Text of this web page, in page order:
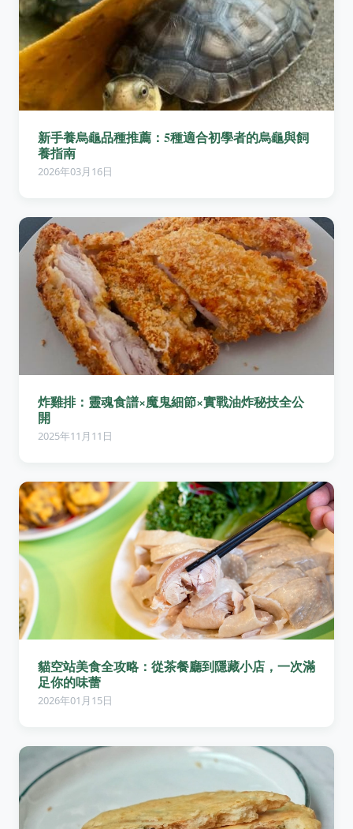
新手養烏龜品種推薦：5種適合初學者的烏龜與飼
養指南
2026年03月16日
炸雞排：靈魂食譜×魔鬼細節×實戰油炸秘技全公
開
2025年11月11日
貓空站美食全攻略：從茶餐廳到隱藏小店，一次滿
足你的味蕾
2026年01月15日